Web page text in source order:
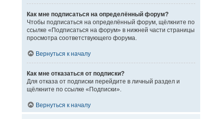
Как мне подписаться на определённый форум?
Чтобы подписаться на определённый форум, щёлкните по
ссылке «Подписаться на форум» в нижней части страницы
просмотра соответствующего форума.
Вернуться к началу
Как мне отказаться от подписки?
Для отказа от подписки перейдите в личный раздел и
щёлкните по ссылке «Подписки».
Вернуться к началу